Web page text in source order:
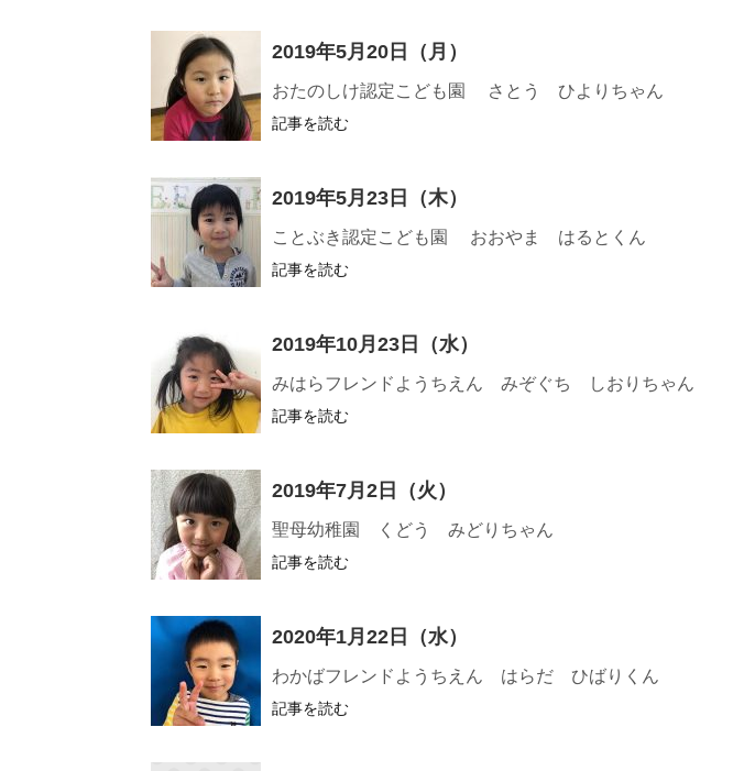
2019年5月20日（月）
おたのしけ認定こども園 さとう ひよりちゃん
記事を読む
2019年5月23日（木）
ことぶき認定こども園 おおやま はるとくん
記事を読む
2019年10月23日（水）
みはらフレンドようちえん みぞぐち しおりちゃん
記事を読む
2019年7月2日（火）
聖母幼稚園 くどう みどりちゃん
記事を読む
2020年1月22日（水）
わかばフレンドようちえん はらだ ひばりくん
記事を読む